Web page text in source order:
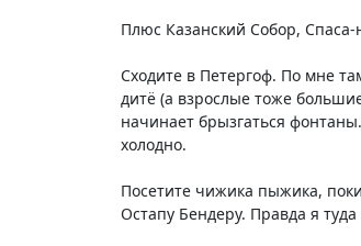
Плюс Казанский Собор,
Сходите в Петергоф. По мне
дитё (а взрослые тоже
начинает брызгаться
холодно.
Посетите чижика пыжика,
Остапу Бендеру. Правда я